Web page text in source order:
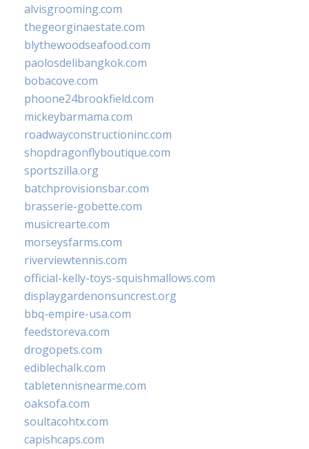
alvisgrooming.com
thegeorginaestate.com
blythewoodseafood.com
paolosdelibangkok.com
bobacove.com
phoone24brookfield.com
mickeybarmama.com
roadwayconstructioninc.com
shopdragonflyboutique.com
sportszilla.org
batchprovisionsbar.com
brasserie-gobette.com
musicrearte.com
morseysfarms.com
riverviewtennis.com
official-kelly-toys-squishmallows.com
displaygardenonsuncrest.org
bbq-empire-usa.com
feedstoreva.com
drogopets.com
ediblechalk.com
tabletennisnearme.com
oaksofa.com
soultacohtx.com
capishcaps.com